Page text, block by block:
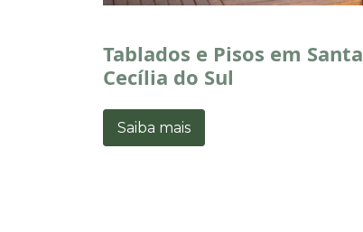
Tablados e Pisos em Santa
Cecília do Sul
Saiba mais